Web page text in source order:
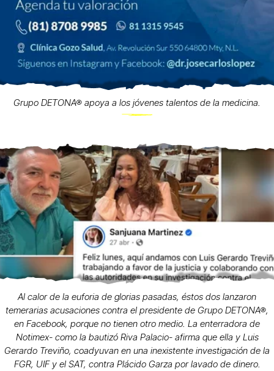
Grupo DETONA® apoya a los jóvenes talentos de la medicina.
Al calor de la euforia de glorias pasadas, éstos dos lanzaron
temerarias acusaciones contra el presidente de Grupo DETONA®,
en Facebook, porque no tienen otro medio. La enterradora de
Notimex- como la bautizó Riva Palacio- afirma que ella y Luis
Gerardo Treviño, coadyuvan en una inexistente investigación de la
FGR, UIF y el SAT, contra Plácido Garza por lavado de dinero.